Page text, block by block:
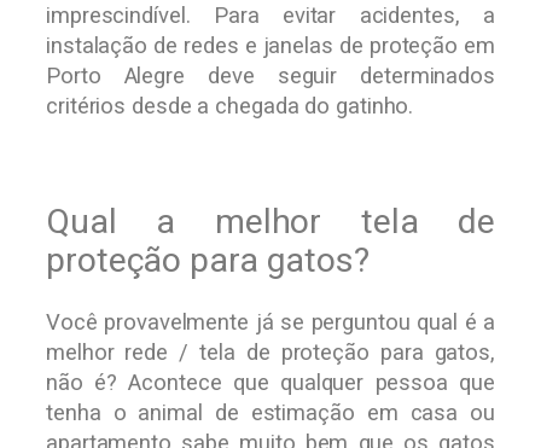
imprescindível. Para evitar acidentes, a
instalação de redes e janelas de proteção em
Porto Alegre deve seguir determinados
critérios desde a chegada do gatinho.
Qual a melhor tela de
proteção para gatos?
Você provavelmente já se perguntou qual é a
melhor rede / tela de proteção para gatos,
não é? Acontece que qualquer pessoa que
tenha o animal de estimação em casa ou